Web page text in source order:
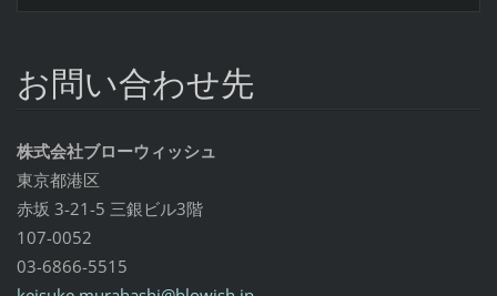
お問い合わせ先
株式会社ブローウィッシュ
東京都港区
赤坂 3-21-5 三銀ビル3階
107-0052
03-6866-5515